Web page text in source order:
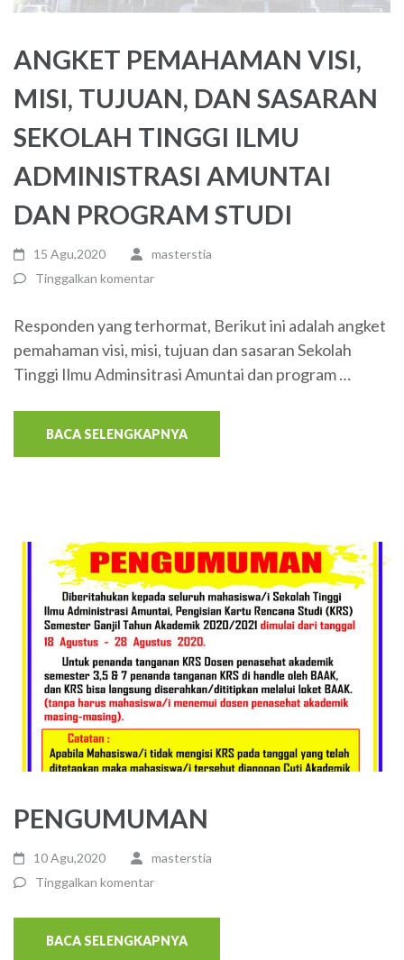
ANGKET PEMAHAMAN VISI,
MISI, TUJUAN, DAN SASARAN
SEKOLAH TINGGI ILMU
ADMINISTRASI AMUNTAI
DAN PROGRAM STUDI
15 Agu,2020
masterstia
Tinggalkan komentar
Responden yang terhormat, Berikut ini adalah angket
pemahaman visi, misi, tujuan dan sasaran Sekolah
Tinggi Ilmu Adminsitrasi Amuntai dan program …
BACA SELENGKAPNYA
PENGUMUMAN
10 Agu,2020
masterstia
Tinggalkan komentar
BACA SELENGKAPNYA